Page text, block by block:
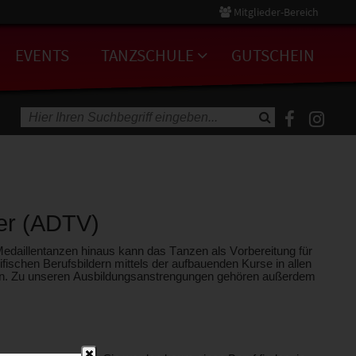
Mitglieder-Bereich
2026
BERUFSAUSBILDUNG
ERWACHSENE - PAARTANZ
EVENTS TANZSCHULE
KONTAKT
AKTUELLES
BERUF & AUSBILDUNG
GUTSCHEIN
Suche
(ADTV)
hinaus kann das Tanzen als Vorbereitung für
Berufsbildern mittels der aufbauenden Kurse in allen
Zu unseren Ausbildungsanstrengungen gehören außerdem